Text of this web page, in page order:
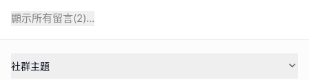
顯示所有留言(2)...
社群主題